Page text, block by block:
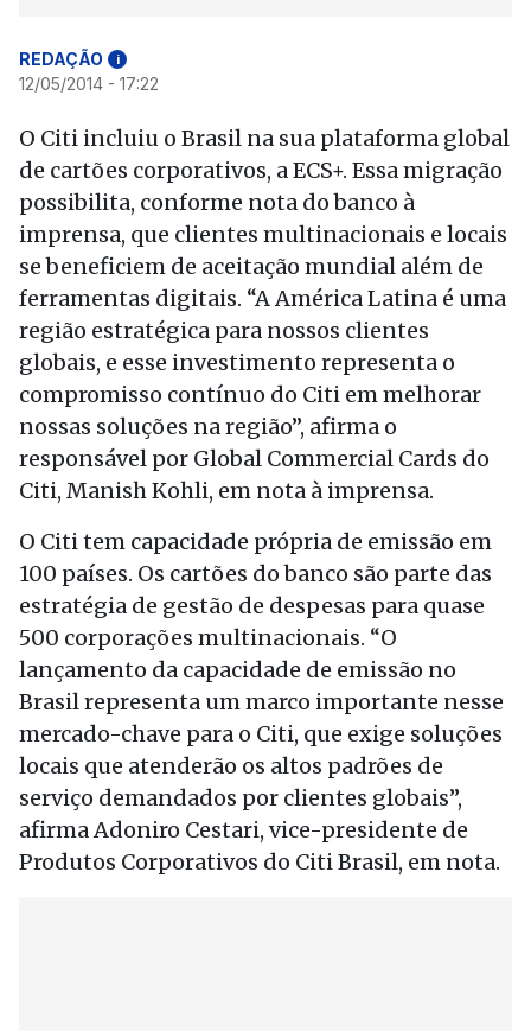
REDAÇÃO i
12/05/2014 - 17:22
O Citi incluiu o Brasil na sua plataforma global
de cartões corporativos, a ECS+. Essa migração
possibilita, conforme nota do banco à
imprensa, que clientes multinacionais e locais
se beneficiem de aceitação mundial além de
ferramentas digitais. “A América Latina é uma
região estratégica para nossos clientes
globais, e esse investimento representa o
compromisso contínuo do Citi em melhorar
nossas soluções na região”, afirma o
responsável por Global Commercial Cards do
Citi, Manish Kohli, em nota à imprensa.
O Citi tem capacidade própria de emissão em
100 países. Os cartões do banco são parte das
estratégia de gestão de despesas para quase
500 corporações multinacionais. “O
lançamento da capacidade de emissão no
Brasil representa um marco importante nesse
mercado-chave para o Citi, que exige soluções
locais que atenderão os altos padrões de
serviço demandados por clientes globais”,
afirma Adoniro Cestari, vice-presidente de
Produtos Corporativos do Citi Brasil, em nota.